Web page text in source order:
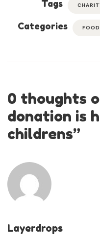
Tags
Categories FOOD
0 thoughts
donation is
childrens”
Layerdrops